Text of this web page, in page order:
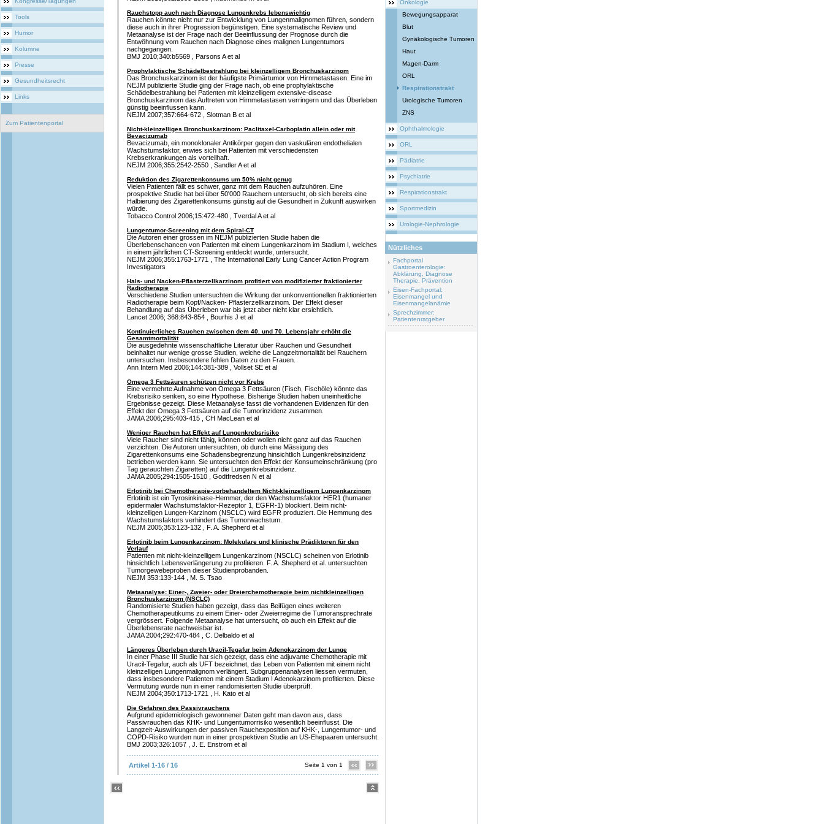
Tools
Humor
Kolumne
Presse
Gesundheitsrecht
Links
Zum Patientenportal
Rauchstopp auch nach Diagnose Lungenkrebs lebenswichtig
Rauchen könnte nicht nur zur Entwicklung von Lungenmalignomen führen, sondern
diese auch in ihrer Progression begünstigen. Eine systematische Review und
Metaanalyse ist der Frage nach der Beeinflussung der Prognose durch die
Entwöhnung vom Rauchen nach Diagnose eines malignen Lungentumors
nachgegangen.
BMJ 2010;340:b5569 , Parsons A et al
Prophylaktische Schädelbestrahlung bei kleinzelligem Bronchuskarzinom
Das Bronchuskarzinom ist der häufigste Primärtumor von Hirnmetastasen. Eine im
NEJM publizierte Studie ging der Frage nach, ob eine prophylaktische
Schädelbestrahlung bei Patienten mit kleinzelligem extensive-disease
Bronchuskarzinom das Auftreten von Hirnmetastasen verringern und das Überleben
günstig beeinflussen kann.
NEJM 2007;357:664-672 , Slotman B et al
Nicht-kleinzelliges Bronchuskarzinom: Paclitaxel-Carboplatin allein oder mit
Bevacizumab
Bevacizumab, ein monoklonaler Antikörper gegen den vaskulären endothelialen
Wachstumsfaktor, erwies sich bei Patienten mit verschiedensten
Krebserkrankungen als vorteilhaft.
NEJM 2006;355:2542-2550 , Sandler A et al
Reduktion des Zigarettenkonsums um 50% nicht genug
Vielen Patienten fällt es schwer, ganz mit dem Rauchen aufzuhören. Eine
prospektive Studie hat bei über 50'000 Rauchern untersucht, ob sich bereits eine
Halbierung des Zigarettenkonsums günstig auf die Gesundheit in Zukunft auswirken
würde.
Tobacco Control 2006;15:472-480 , Tverdal A et al
Lungentumor-Screening mit dem Spiral-CT
Die Autoren einer grossen im NEJM publizierten Studie haben die
Überlebenschancen von Patienten mit einem Lungenkarzinom im Stadium I, welches
in einem jährlichen CT-Screening entdeckt wurde, untersucht.
NEJM 2006;355:1763-1771 , The International Early Lung Cancer Action Program
Investigators
Hals- und Nacken-Pflasterzellkarzinom profitiert von modifizierter fraktionierter
Radiotherapie
Verschiedene Studien untersuchten die Wirkung der unkonventionellen fraktionierten
Radiotherapie beim Kopf/Nacken- Pflasterzellkarzinom. Der Effekt dieser
Behandlung auf das Überleben war bis jetzt aber nicht klar ersichtlich.
Lancet 2006; 368:843-854 , Bourhis J et al
Kontinuierliches Rauchen zwischen dem 40. und 70. Lebensjahr erhöht die
Gesamtmortalität
Die ausgedehnte wissenschaftliche Literatur über Rauchen und Gesundheit
beinhaltet nur wenige grosse Studien, welche die Langzeitmortalität bei Rauchern
untersuchen. Insbesondere fehlen Daten zu den Frauen.
Ann Intern Med 2006;144:381-389 , Vollset SE et al
Omega 3 Fettsäuren schützen nicht vor Krebs
Eine vermehrte Aufnahme von Omega 3 Fettsäuren (Fisch, Fischöle) könnte das
Krebsrisiko senken, so eine Hypothese. Bisherige Studien haben uneinheitliche
Ergebnisse gezeigt. Diese Metaanalyse fasst die vorhandenen Evidenzen für den
Effekt der Omega 3 Fettsäuren auf die Tumorinzidenz zusammen.
JAMA 2006;295:403-415 , CH MacLean et al
Weniger Rauchen hat Effekt auf Lungenkrebsrisiko
Viele Raucher sind nicht fähig, können oder wollen nicht ganz auf das Rauchen
verzichten. Die Autoren untersuchten, ob durch eine Mässigung des
Zigarettenkonsums eine Schadensbegrenzung hinsichtlich Lungenkrebsinzidenz
betrieben werden kann. Sie untersuchten den Effekt der Konsumeinschränkung (pro
Tag gerauchten Zigaretten) auf die Lungenkrebsinzidenz.
JAMA 2005;294:1505-1510 , Godtfredsen N et al
Erlotinib bei Chemotherapie-vorbehandeltem Nicht-kleinzelligem Lungenkarzinom
Erlotinib ist ein Tyrosinkinase-Hemmer, der den Wachstumsfaktor HER1 (humaner
epidermaler Wachstumsfaktor-Rezeptor 1, EGFR-1) blockiert. Beim nicht-
kleinzelligen Lungen-Karzinom (NSCLC) wird EGFR produziert. Die Hemmung des
Wachstumsfaktors verhindert das Tumorwachstum.
NEJM 2005;353:123-132 , F. A. Shepherd et al
Erlotinib beim Lungenkarzinom: Molekulare und klinische Prädiktoren für den
Verlauf
Patienten mit nicht-kleinzelligem Lungenkarzinom (NSCLC) scheinen von Erlotinib
hinsichtlich Lebensverlängerung zu profitieren. F. A. Shepherd et al. untersuchten
Tumorgewebeproben dieser Studienprobanden.
NEJM 353:133-144 , M. S. Tsao
Metaanalyse: Einer-, Zweier- oder Dreierchemotherapie beim nichtkleinzelligen
Bronchuskarzinom (NSCLC)
Randomisierte Studien haben gezeigt, dass das Beifügen eines weiteren
Chemotherapeutikums zu einem Einer- oder Zweierregime die Tumoransprechrate
vergrössert. Folgende Metaanalyse hat untersucht, ob auch ein Effekt auf die
Überlebensrate nachweisbar ist.
JAMA 2004;292:470-484 , C. Delbaldo et al
Längeres Überleben durch Uracil-Tegafur beim Adenokarzinom der Lunge
In einer Phase III Studie hat sich gezeigt, dass eine adjuvante Chemotherapie mit
Uracil-Tegafur, auch als UFT bezeichnet, das Leben von Patienten mit einem nicht
kleinzelligen Lungenmalignom verlängert. Subgruppenanalysen liessen vermuten,
dass insbesondere Patienten mit einem Stadium I Adenokarzinom profitierten. Diese
Vermutung wurde nun in einer randomisierten Studie überprüft.
NEJM 2004;350:1713-1721 , H. Kato et al
Die Gefahren des Passivrauchens
Aufgrund epidemiologisch gewonnener Daten geht man davon aus, dass
Passivrauchen das KHK- und Lungentumorrisiko wesentlich beeinflusst. Die
Langzeit-Auswirkungen der passiven Rauchexposition auf KHK-, Lungentumor- und
COPD-Risiko wurden nun in einer prospektiven Studie an US-Ehepaaren untersucht.
BMJ 2003;326:1057 , J. E. Enstrom et al
Artikel 1-16 / 16 Seite 1 von 1
Onkologie
Bewegungsapparat
Blut
Gynäkologische Tumoren
Haut
Magen-Darm
ORL
Respirationstrakt
Urologische Tumoren
ZNS
Ophthalmologie
ORL
Pädiatrie
Psychiatrie
Respirationstrakt
Sportmedizin
Urologie-Nephrologie
Nützliches
Fachportal
Gastroenterologie:
Abklärung, Diagnose
Therapie, Prävention
Eisen-Fachportal:
Eisenmangel und
Eisenmangelanämie
Sprechzimmer:
Patientenratgeber